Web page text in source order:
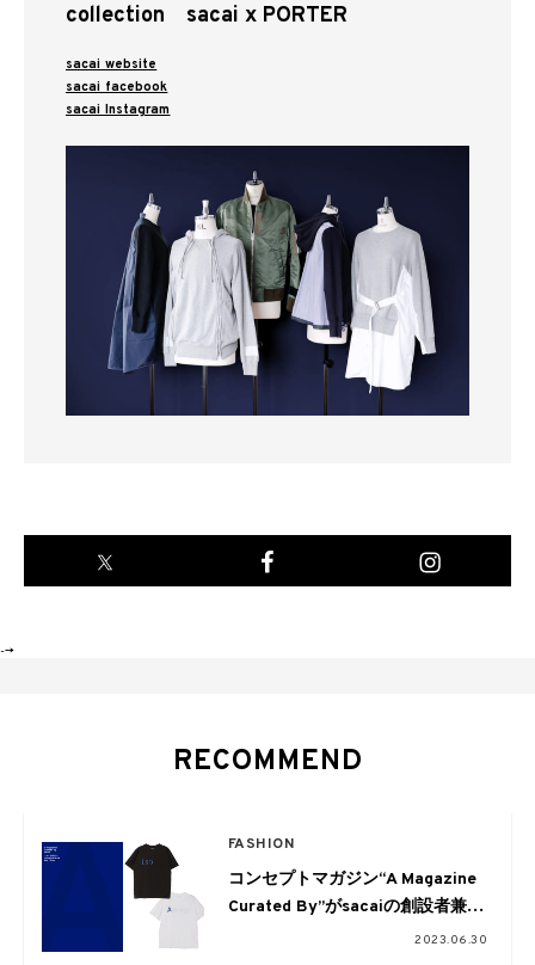
collection sacai x PORTER
sacai website
sacai facebook
sacai Instagram
-->
RECOMMEND
FASHION
コンセプトマガジン“A Magazine
Curated By”がsacaiの創設者兼デ
ザイナー 阿部千登勢をゲストキュ
2023.06.30